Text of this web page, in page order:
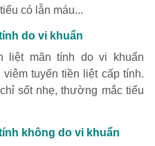
có lẫn máu...
do vi khuẩn
liệt mãn tính do vi khuẩn
tuyến tiền liệt cấp tính.
sốt nhẹ, thường mắc tiểu
không do vi khuẩn